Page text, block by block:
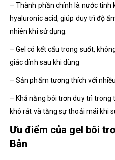
– Thành phần chính là nước tinh
hyaluronic acid, giúp duy trì độ
nhiên khi sử dụng.
– Gel có kết cấu trong suốt,
giác dính sau khi dùng
– Sản phẩm tương thích với
– Khả năng bôi trơn duy trì
khô rát và tăng sự thoải mái khi
Ưu điểm của gel bôi
Bản